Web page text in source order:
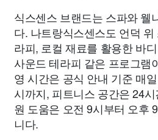
식스센스 브랜드는 스파와 웰
다. 나트랑식스센스도 언덕
라피, 로컬 재료를 활용한 바
사운드 테라피 같은 프로그램
영 시간은 공식 안내 기준 매
시까지, 피트니스 공간은 24
원 도움은 오전 9시부터 오후
니다.